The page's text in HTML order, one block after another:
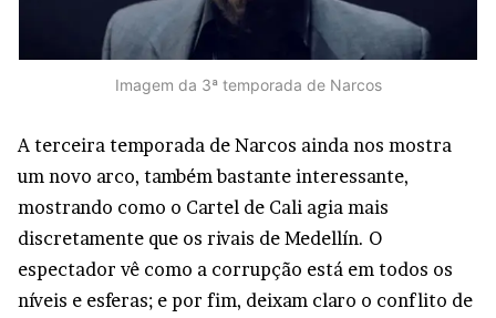
Imagem da 3ª temporada de Narcos
A terceira temporada de Narcos ainda nos mostra
um novo arco, também bastante interessante,
mostrando como o Cartel de Cali agia mais
discretamente que os rivais de Medellín. O
espectador vê como a corrupção está em todos os
níveis e esferas; e por fim, deixam claro o conflito de